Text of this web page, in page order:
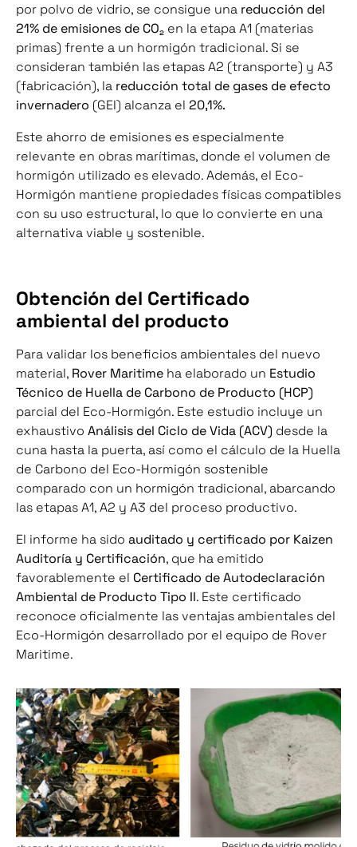
por polvo de vidrio, se consigue una reducción del
21% de emisiones de CO₂ en la etapa A1 (materias
primas) frente a un hormigón tradicional. Si se
consideran también las etapas A2 (transporte) y A3
(fabricación), la reducción total de gases de efecto
invernadero (GEI) alcanza el 20,1%.
Este ahorro de emisiones es especialmente
relevante en obras marítimas, donde el volumen de
hormigón utilizado es elevado. Además, el Eco-
Hormigón mantiene propiedades físicas compatibles
con su uso estructural, lo que lo convierte en una
alternativa viable y sostenible.
Obtención del Certificado
ambiental del producto
Para validar los beneficios ambientales del nuevo
material, Rover Maritime ha elaborado un Estudio
Técnico de Huella de Carbono de Producto (HCP)
parcial del Eco-Hormigón. Este estudio incluye un
exhaustivo Análisis del Ciclo de Vida (ACV) desde la
cuna hasta la puerta, así como el cálculo de la Huella
de Carbono del Eco-Hormigón sostenible
comparado con un hormigón tradicional, abarcando
las etapas A1, A2 y A3 del proceso productivo.
El informe ha sido auditado y certificado por Kaizen
Auditoría y Certificación, que ha emitido
favorablemente el Certificado de Autodeclaración
Ambiental de Producto Tipo II. Este certificado
reconoce oficialmente las ventajas ambientales del
Eco-Hormigón desarrollado por el equipo de Rover
Maritime.